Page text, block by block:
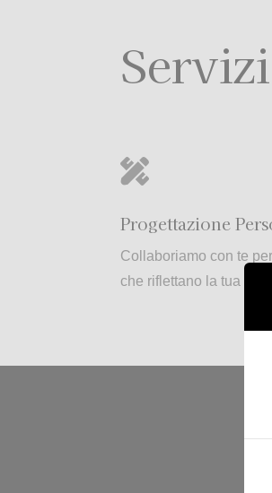

Progettazione
Collaboriamo con te
che riflettano la tua